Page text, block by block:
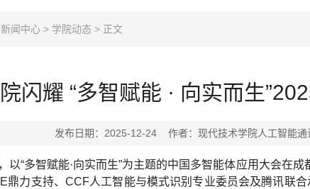
新闻中心 > 学院动态 > 正文
闪耀 “多智赋能 · 向实而生
发布日期：2025-12-24 作者：现代技术学院人工智
以“多智赋能·向实而生”为主题的中国多智能体应用大会在
鼎力支持、CCF人工智能与模式识别专业委员会及腾讯联